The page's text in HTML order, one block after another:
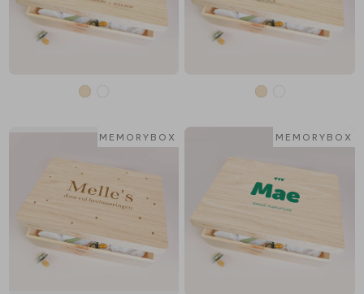
MEMORYBOX MEMORYBOX